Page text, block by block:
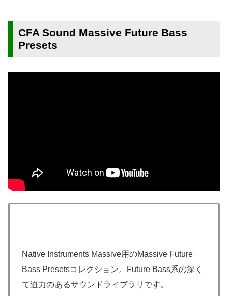
CFA Sound Massive Future Bass
Presets
Native Instruments Massive用のMassive Future
Bass Presetsコレクション。Future Bass系の深く
て迫力のあるサウンドライブラリです。